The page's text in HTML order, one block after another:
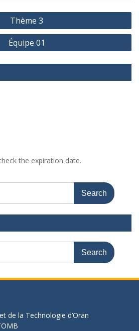
Thème 3
Équipe 01
the expiration date.
de la Technologie d’Oran